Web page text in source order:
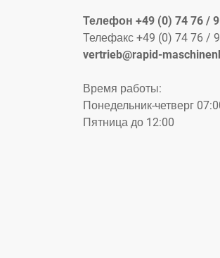
Телефон +49 (0) 74 76 /
Телефакс +49 (0) 74 76 /
vertrieb@rapid-
Время работы:
Понедельник-четверг
Пятница до 12:00